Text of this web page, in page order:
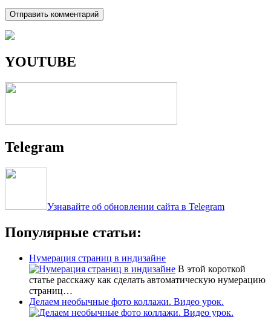
YOUTUBE
Telegram
Узнавайте об обновлении сайта в Telegram
Популярные статьи:
Нумерация страниц в индизайне
В этой короткой
статье расскажу как сделать автоматическую нумерацию
страниц…
Делаем необычные фото коллажи. Видео урок.